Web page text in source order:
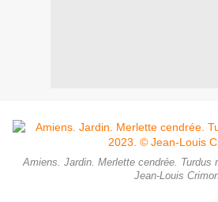
Amiens. Jardin. Merlette cendrée. Turdus
Jean-Louis